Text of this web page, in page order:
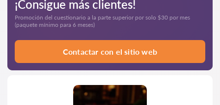
¡Consigue más clientes!
Promoción del cuestionario a la parte superior por solo $30 por mes
(paquete mínimo para 6 meses)
Contactar con el sitio web